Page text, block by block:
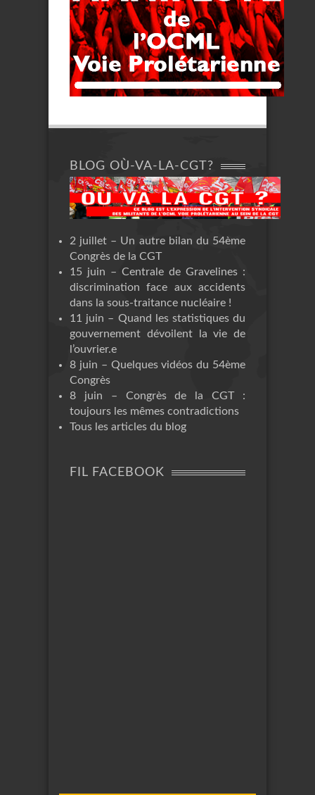
BLOG OÙ-VA-LA-CGT?
2 juillet – Un autre bilan du 54ème
Congrès de la CGT
15 juin – Centrale de Gravelines :
discrimination face aux accidents
dans la sous-traitance nucléaire !
11 juin – Quand les statistiques du
gouvernement dévoilent la vie de
l’ouvrier.e
8 juin – Quelques vidéos du 54ème
Congrès
8 juin – Congrès de la CGT :
toujours les mêmes contradictions
Tous les articles du blog
FIL FACEBOOK